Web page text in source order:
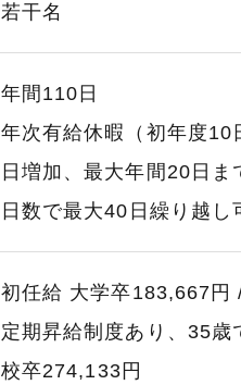
若干名
年間110日
年次有給休暇（初年度
日増加、最大年間20日
日数で最大40日繰り越し
初任給 大学卒183,667
定期昇給制度あり、 35歳
校卒274,133円